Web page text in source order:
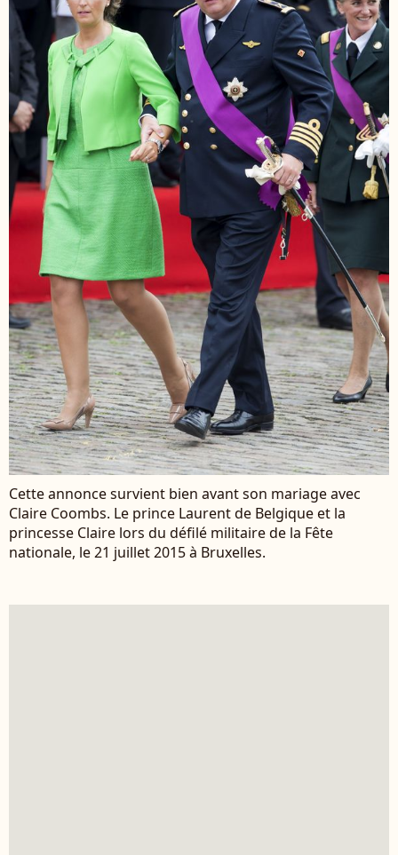
Cette annonce survient bien avant son mariage avec
Claire Coombs. Le prince Laurent de Belgique et la
princesse Claire lors du défilé militaire de la Fête
nationale, le 21 juillet 2015 à Bruxelles.